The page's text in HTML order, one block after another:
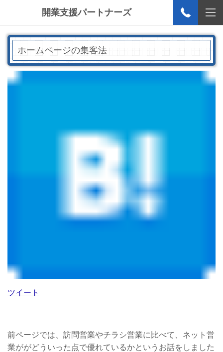
開業支援パートナーズ
ホームページの集客法
ツイート
前ページでは、訪問営業やチラシ営業に比べて、ネット営
業ががどういった点で優れているかというお話をしました